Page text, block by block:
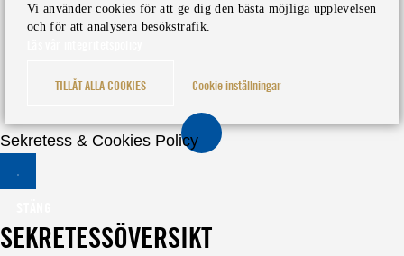
Vi använder cookies för att ge dig den bästa möjliga upplevelsen
och för att analysera besökstrafik.
TILLÅT ALLA COOKIES Cookie inställningar
Sekretess & Cookies Policy
SEKRETESSÖVERSIKT